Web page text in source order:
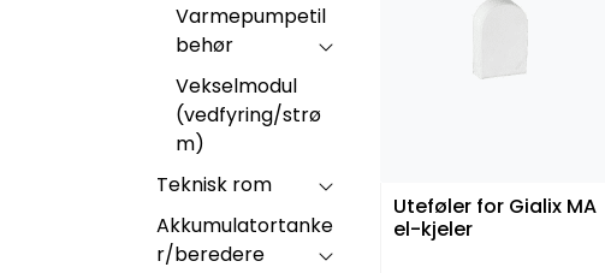
Varmepumpetil
behør
Vekselmodul
(vedfyring/strø
m)
Teknisk rom
Akkumulatortanke
r/beredere
Uteføler for Gialix MA
el-kjeler